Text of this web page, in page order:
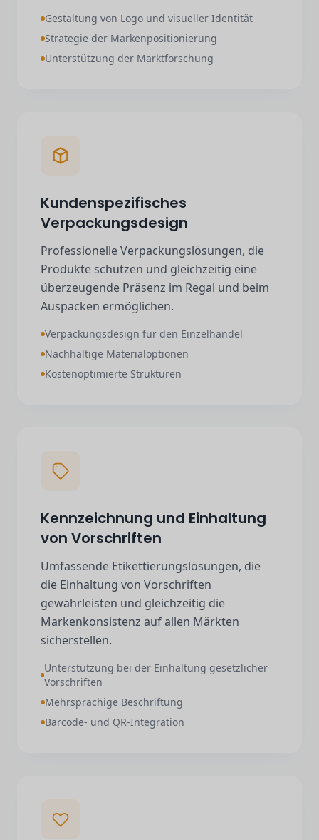
Gestaltung von Logo und visueller Identität
Strategie der Markenpositionierung
Unterstützung der Marktforschung
Kundenspezifisches
Verpackungsdesign
Professionelle Verpackungslösungen, die
Produkte schützen und gleichzeitig eine
überzeugende Präsenz im Regal und beim
Auspacken ermöglichen.
Verpackungsdesign für den Einzelhandel
Nachhaltige Materialoptionen
Kostenoptimierte Strukturen
Kennzeichnung und Einhaltung
von Vorschriften
Umfassende Etikettierungslösungen, die
die Einhaltung von Vorschriften
gewährleisten und gleichzeitig die
Markenkonsistenz auf allen Märkten
sicherstellen.
Unterstützung bei der Einhaltung gesetzlicher
Vorschriften
Mehrsprachige Beschriftung
Barcode- und QR-Integration